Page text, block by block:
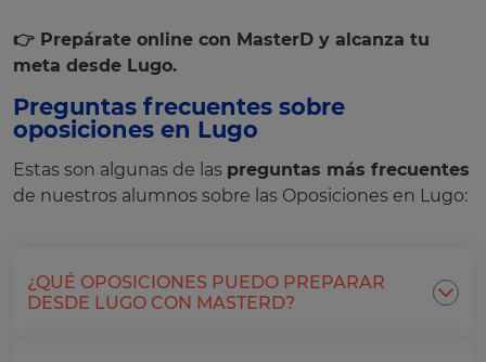
👉 Prepárate online con MasterD y alcanza tu
meta desde Lugo.
Preguntas frecuentes sobre
oposiciones en Lugo
Estas son algunas de las preguntas más frecuentes
de nuestros alumnos sobre las Oposiciones en Lugo:
¿QUÉ OPOSICIONES PUEDO PREPARAR
DESDE LUGO CON MASTERD?